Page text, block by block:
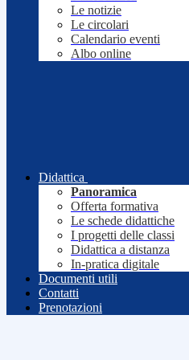
Le notizie
Le circolari
Calendario eventi
Albo online
Didattica
Panoramica
Offerta formativa
Le schede didattiche
I progetti delle classi
Didattica a distanza
In-pratica digitale
Documenti utili
Contatti
Prenotazioni